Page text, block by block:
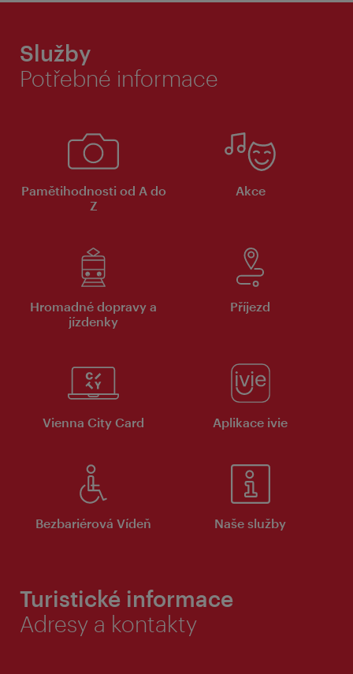
Služby
Potřebné informace
Pamětihodnosti od A do
Z
Akce
Hromadné dopravy a
jízdenky
Příjezd
Vienna City Card Aplikace ivie
Bezbariérová Vídeň Naše služby
Turistické informace
Adresy a kontakty